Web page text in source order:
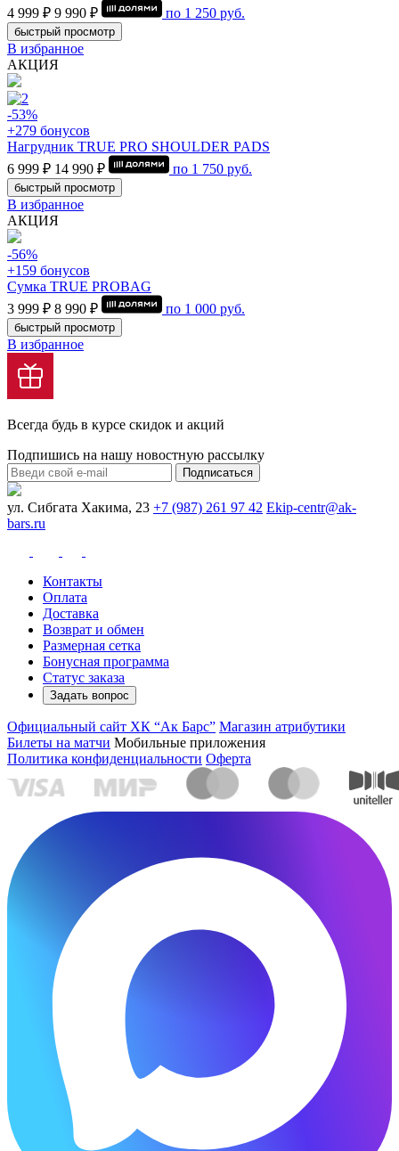
4 999 ₽ 9 990 ₽ по 1 250 руб.
быстрый просмотр
В избранное
АКЦИЯ
-53%
+279 бонусов
Нагрудник TRUE PRO SHOULDER PADS
6 999 ₽ 14 990 ₽ по 1 750 руб.
быстрый просмотр
В избранное
АКЦИЯ
-56%
+159 бонусов
Сумка TRUE PROBAG
3 999 ₽ 8 990 ₽ по 1 000 руб.
быстрый просмотр
В избранное
Всегда будь в курсе скидок и акций
Подпишись на нашу новостную рассылку
Подписаться
ул. Сибгата Хакима, 23 +7 (987) 261 97 42 Ekip-centr@ak-
bars.ru
Контакты
Оплата
Доставка
Возврат и обмен
Размерная сетка
Бонусная программа
Статус заказа
Задать вопрос
Официальный сайт ХК “Ак Барс” Магазин атрибутики
Билеты на матчи Мобильные приложения
Политика конфиденциальности Оферта